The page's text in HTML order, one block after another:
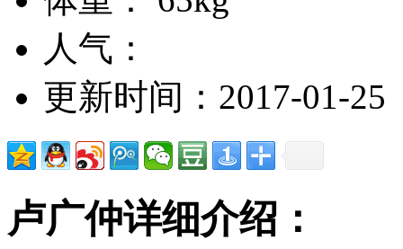
人气：
更新时间：2017-01-25
卢广仲详细介绍：